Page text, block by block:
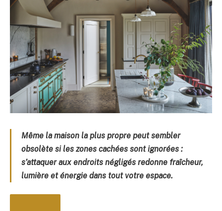
Même la maison la plus propre peut sembler
obsolète si les zones cachées sont ignorées :
s’attaquer aux endroits négligés redonne fraîcheur,
lumière et énergie dans tout votre espace.